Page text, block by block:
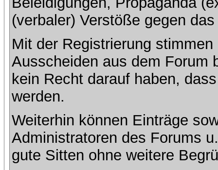
(verbaler) Verstöße gegen
Mit der Registrierung
Ausscheiden aus dem Forum
kein Recht darauf haben,
werden.
Weiterhin können Einträge
Administratoren des Forums
gute Sitten ohne weitere